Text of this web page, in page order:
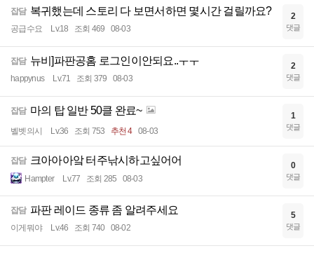
잡담 복귀했는데 스토리 다 보면서하면 몇시간 걸릴까요?
공급수요 Lv.18 조회 469 08-03
2
댓글
잡담 뉴비]파판공홈 로그인이안되요..ㅜㅜ
happynus Lv.71 조회 379 08-03
2
댓글
잡담 마의 탑 일반 50클 완료~
벨벳의시 Lv.36 조회 753 추천 4 08-03
1
댓글
잡담 크아아아앜 터주낚시하고싶어어
Hampter Lv.77 조회 285 08-03
0
댓글
잡담 파판 레이드 종류 좀 알려주세요
이게뭐야 Lv.46 조회 740 08-02
5
댓글